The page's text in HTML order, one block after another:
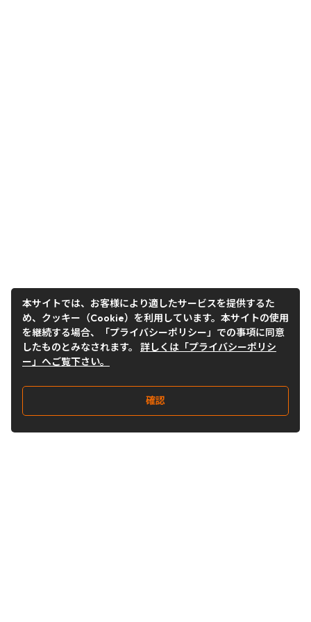
本サイトでは、お客様により適したサービスを提供するた
め、クッキー（Cookie）を利用しています。本サイトの使用
を継続する場合、「プライバシーポリシー」での事項に同意
したものとみなされます。 詳しくは「プライバシーポリシ
ー」へご覧下さい。
確認